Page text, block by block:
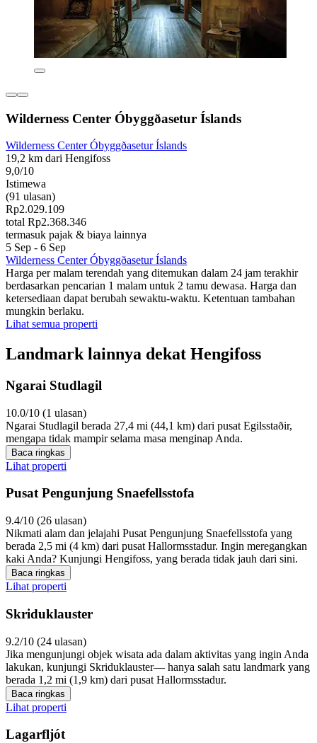
Wilderness Center Óbyggðasetur Íslands
Wilderness Center Óbyggðasetur Íslands
19,2 km dari Hengifoss
9,0/10
Istimewa
(91 ulasan)
Rp2.029.109
total Rp2.368.346
termasuk pajak & biaya lainnya
5 Sep - 6 Sep
Wilderness Center Óbyggðasetur Íslands
Harga per malam terendah yang ditemukan dalam 24 jam terakhir
berdasarkan pencarian 1 malam untuk 2 tamu dewasa. Harga dan
ketersediaan dapat berubah sewaktu-waktu. Ketentuan tambahan
mungkin berlaku.
Lihat semua properti
Landmark lainnya dekat Hengifoss
Ngarai Studlagil
10.0/10 (1 ulasan)
Ngarai Studlagil berada 27,4 mi (44,1 km) dari pusat Egilsstaðir,
mengapa tidak mampir selama masa menginap Anda.
Baca ringkas
Lihat properti
Pusat Pengunjung Snaefellsstofa
9.4/10 (26 ulasan)
Nikmati alam dan jelajahi Pusat Pengunjung Snaefellsstofa yang
berada 2,5 mi (4 km) dari pusat Hallormsstadur. Ingin meregangkan
kaki Anda? Kunjungi Hengifoss, yang berada tidak jauh dari sini.
Baca ringkas
Lihat properti
Skriduklauster
9.2/10 (24 ulasan)
Jika mengunjungi objek wisata ada dalam aktivitas yang ingin Anda
lakukan, kunjungi Skriduklauster— hanya salah satu landmark yang
berada 1,2 mi (1,9 km) dari pusat Hallormsstadur.
Baca ringkas
Lihat properti
Lagarfljót